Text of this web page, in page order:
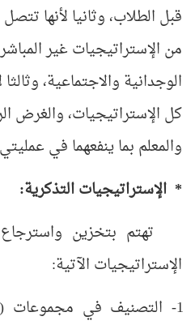
قبل الطلاب، وثانيا لأنها
من الإستراتيجيات غير
الوجدانية والاجتماعية،
كل الإستراتيجيات، والغرض
والمعلم بما ينفعهما في
* الإستراتيجيات التذكرية:
تهتم بتخزين
الإستراتيجيات الآتية:
1- التصنيف في مجموعات